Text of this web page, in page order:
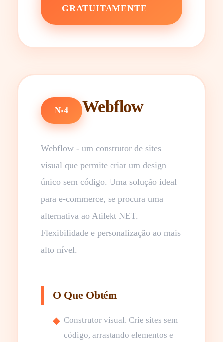
GRATUITAMENTE
№4 Webflow
Webflow - um construtor de sites
visual que permite criar um design
único sem código. Uma solução ideal
para e-commerce, se procura uma
alternativa ao Atilekt NET.
Flexibilidade e personalização ao mais
alto nível.
O Que Obtém
Construtor visual. Crie sites sem
código, arrastando elementos e